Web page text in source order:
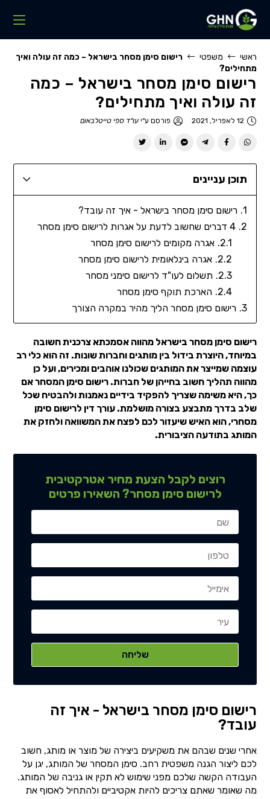
ראשי משפטי
רישום סימן מסחר בישראל – כמה זה עולה ואיך
מתחילים?
רישום סימן מסחר בישראל – כמה
זה עולה ואיך מתחילים?
12 לאפריל, 2021 פורסם ע"יעו"ד ספי טייטלבאום
תוכן עניינים
רישום סימן מסחר בישראל - איך זה עובד?
4 דברים שחשוב לדעת על אגרות לרישום סימן מסחר
אגרה מקומים לרישום סימן מסחר
אגרה בינלאומית לרישום סימן מסחר
תשלום לעו"ד לרישום סימני מסחר
הארכת תוקף סימן מסחר
רישום סימן מסחר הליך מהיר במקרה הצורך
רישום סימן מסחר בישראל מהווה אסמכתא צרכנית חשובה
במיוחד, היוצרת בידול בין מותגים וחברות שונות. זה הוא כלי רב
עוצמה שמייצר את המותגים שכולנו אוהבים ומכירים, ועל כן
מהווה תהליך חשוב בחייהן של חברות. רישום סימן המסחר אם
כך, היא משימה שצריך להפקיד בידיים נאמנות ולהבטיח שכל
שלב בדרך מתבצע בצורה מושלמת. עורך דין לרישום סימן
מסחרי, הוא האיש שיעזור לכם לפצח את המשוואה ולחזק את
המותג בתודעה הציבורית.
רוצים לקבל הצעת מחיר אטרקטיבית
לרישום סימן מסחר? השאירו פרטים
רישום סימן מסחר בישראל - איך זה
עובד?
אחרי שנים שבהם את משקיעים ביצירה של מוצר או מותג, חשוב
לכם ליצור הגנה משפטית רחב. סימן המסחר של המותג, יגן על
העבודה הקשה שלכם מפני שימוש לא תקין או גניבה של המותג.
מה שאומר שאתם צריכים להיות אקטיביים ולהתחיל לאסוף את